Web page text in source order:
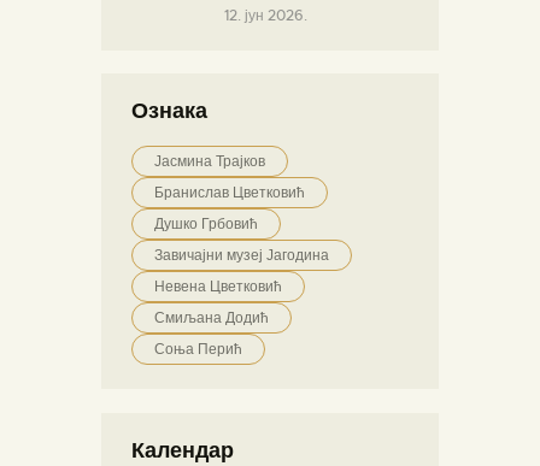
12. јун 2026.
Ознака
Јасмина Трајков
Бранислав Цветковић
Душко Грбовић
Завичајни музеј Јагодина
Невена Цветковић
Смиљана Додић
Соња Перић
Календар